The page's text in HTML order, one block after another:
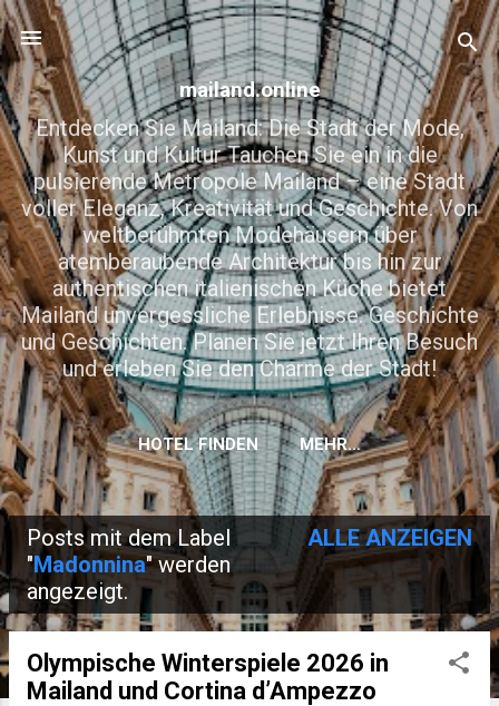
Direkt zum Hauptbereich
mailand.online
Entdecken Sie Mailand: Die Stadt der Mode,
Kunst und Kultur Tauchen Sie ein in die
pulsierende Metropole Mailand – eine Stadt
voller Eleganz, Kreativität und Geschichte. Von
weltberühmten Modehäusern über
atemberaubende Architektur bis hin zur
authentischen italienischen Küche bietet
Mailand unvergessliche Erlebnisse. Geschichte
und Geschichten. Planen Sie jetzt Ihren Besuch
und erleben Sie den Charme der Stadt!
HOTEL FINDEN MEHR…
P
o
s
Posts mit dem Label
"Madonnina" werden
angezeigt.
ALLE ANZEIGEN
Olympische Winterspiele 2026 in
Mailand und Cortina d’Ampezzo